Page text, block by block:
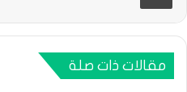
مقالات ذات صلة